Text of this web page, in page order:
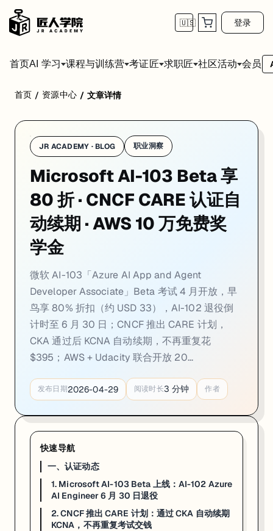
🇺🇸 登录
首页AI 学习 课程与训练营 考证匠 求职匠 社区活动 会员
一、认证动态
1. Microsoft AI-103 Beta 上线：AI-102 Azure AI Engineer
：AI-103「Azure AI App and Agent Developer Associate」
AI-102（Azure AI Engineer Associate）已宣布于2026 年 6 月 30 日
AI-102 侧重使用现有 Azure 认知服务（语音、视觉、语言等 REST API
对还在备考 AI-102 的候选人：6 月 30 日前拿证仍然完全有效，认证
来源：
mscertquiz.com — New Microsoft Beta Exams 2026
2. CNCF 推出 CARE 计划：通过 CKA 自动续期 KCNA，不再
：CNCF CARE 计划 2026 年 1 月 1 日起生效，高级认证通过
CNCF 认证历来有一个让人烦恼的规则：拿了 CKA 的工程师，KCNA
规则是这样的：
CKA 或 CKAD 通过 / 续期→ KCNA 自动续期
2026 年 1 月 1 日起生效，6 月完成系统全面切换。从 1 月 1 日至
来源：CNCF CARE Program 官方公告·Cloud Native Now
3. AWS AI & ML Scholars 2026：全球 10 万免费名额，6 月
：AWS + Udacity 联合开放 10 万个免费 AI 学习名额，顶尖
项目分两阶段：
Phase 1 — Challenge 阶段（3 月 24 日 — 6 月 24 日）：大约 10 小
首页 / 资源中心 / 文章详情
JR ACADEMY · BLOG 职业洞察
Microsoft AI-103 Beta 享
80 折 · CNCF CARE 认证自
动续期 · AWS 10 万免费奖
学金
微软 AI-103「Azure AI App and Agent
Developer Associate」Beta 考试 4 月开放，早
鸟享 80% 折扣（约 USD 33），AI-102 退役倒
计时至 6 月 30 日；CNCF 推出 CARE 计划，
CKA 通过后 KCNA 自动续期，不再重复花
$395；AWS + Udacity 联合开放 20...
发布日期2026-04-29 阅读时长3 分钟 作者
快速导航
一、认证动态
1. Microsoft AI-103 Beta 上线：AI-102 Azure
AI Engineer 6 月 30 日退役
2. CNCF 推出 CARE 计划：通过 CKA 自动续期
KCNA，不再重复考试交钱